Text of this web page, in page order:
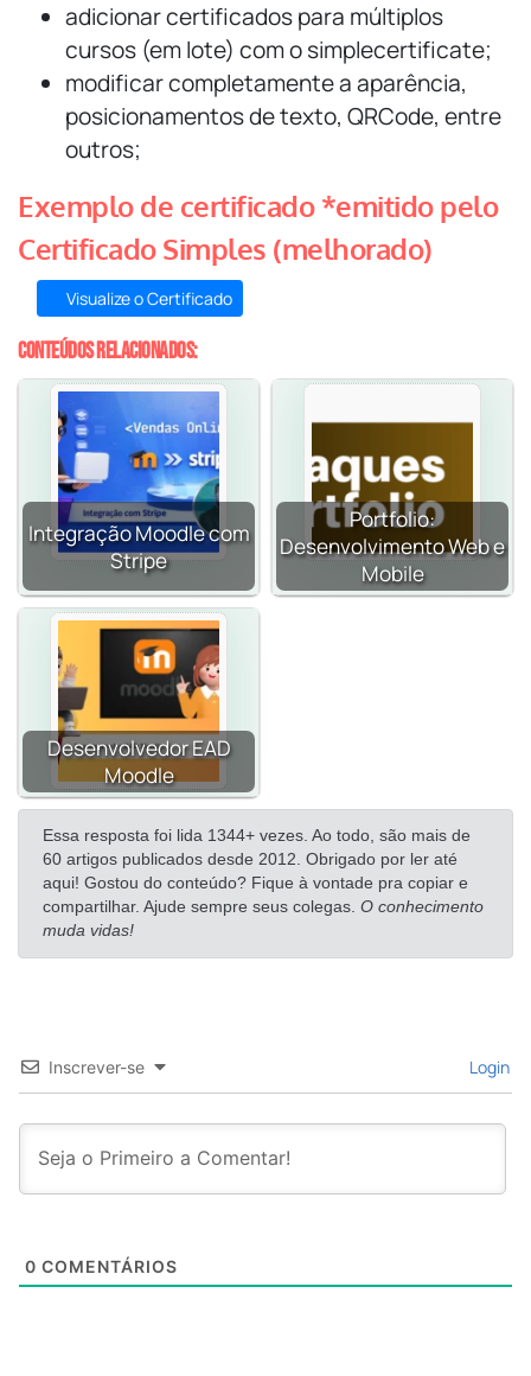
adicionar certificados para múltiplos
cursos (em lote) com o simplecertificate;
modificar completamente a aparência,
posicionamentos de texto, QRCode, entre
outros;
Exemplo de certificado *emitido pelo
Certificado Simples (melhorado)
Visualize o Certificado
Conteúdos relacionados:
Integração Moodle com
Stripe
Portfolio:
Desenvolvimento Web e
Mobile
Desenvolvedor EAD
Moodle
Essa resposta foi lida 1344+ vezes. Ao todo, são mais de
60 artigos publicados desde 2012. Obrigado por ler até
aqui! Gostou do conteúdo? Fique à vontade pra copiar e
compartilhar. Ajude sempre seus colegas. O conhecimento
muda vidas!
Inscrever-se Login
0 COMENTÁRIOS